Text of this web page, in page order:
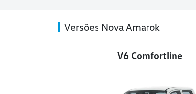
Versões Nova Amarok
V6 Comfortline